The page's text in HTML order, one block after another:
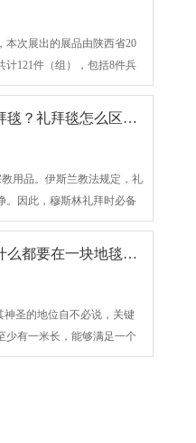
本次展出的展品由陕西省20
计121件（组），包括8件兵
马复制品，以及从先秦到汉
等文物。
穆斯林礼拜毯-什么是礼拜毯？礼拜毯怎么区分好坏？
用品。伊斯兰教法规定，礼
。因此，穆斯林礼拜时必备
作它用。清真寺大殿内一般
，也有羊皮的。
穆斯林礼拜毯-穆斯林为什么都要在一块地毯上祈祷?
神圣的地位自不必说，关键
少有一米长，能够满足一个